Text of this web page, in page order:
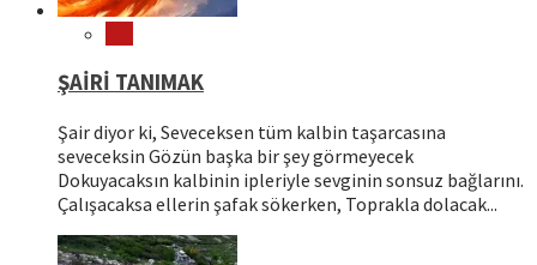
ŞAİRİ TANIMAK
Şair diyor ki, Seveceksen tüm kalbin taşarcasına
seveceksin Gözün başka bir şey görmeyecek
Dokuyacaksın kalbinin ipleriyle sevginin sonsuz bağlarını.
Çalışacaksa ellerin şafak sökerken, Toprakla dolacak...